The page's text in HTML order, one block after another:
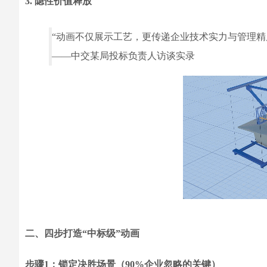
“动画不仅展示工艺，更传递企业技术实力与管理精
——中交某局投标负责人访谈实录
二、四步打造“中标级”动画
步骤1：锁定决胜场景（90%企业忽略的关键）